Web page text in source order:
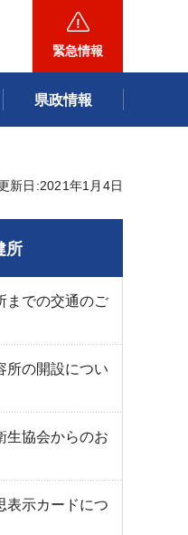
緊急情報
県政情報
新日:2021年1月4日
所
までの交通のご
所の開設につい
生協会からのお
表示カードにつ